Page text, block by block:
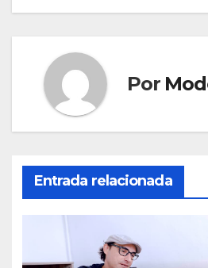
Por
Entrada relacionada